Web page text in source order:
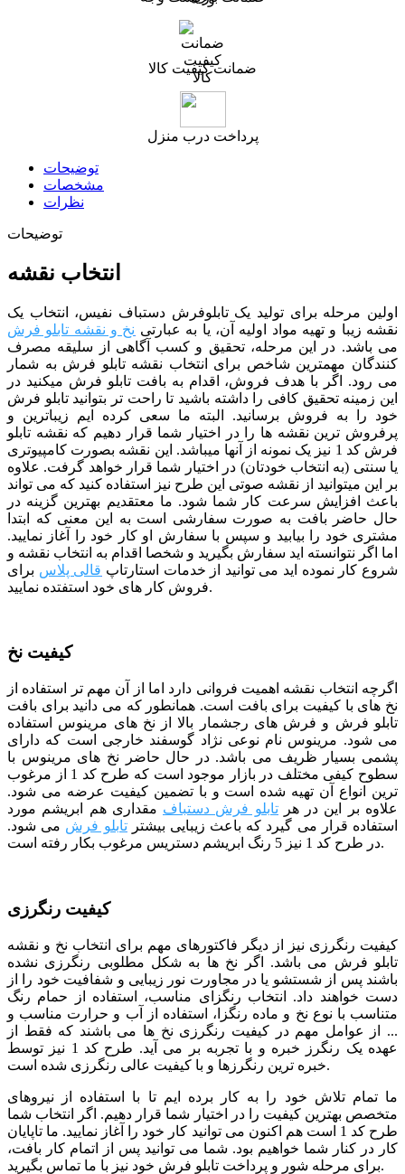
ضمانت کیفیت کالا
پرداخت درب منزل
توضیحات
مشخصات
نظرات
توضیحات
انتخاب نقشه
اولین مرحله برای تولید یک تابلوفرش دستباف نفیس، انتخاب یک
نقشه زیبا و تهیه مواد اولیه آن، یا به عبارتی نخ و نقشه تابلو فرش
می باشد. در این مرحله، تحقیق و کسب آگاهی از سلیقه مصرف
کنندگان مهمترین شاخص برای انتخاب نقشه تابلو فرش به شمار
می رود. اگر با هدف فروش، اقدام به بافت تابلو فرش میکنید در
این زمینه تحقیق کافی را داشته باشید تا راحت تر بتوانید تابلو فرش
خود را به فروش برسانید. البته ما سعی کرده ایم زیباترین و
پرفروش ترین نقشه ها را در اختیار شما قرار دهیم که نقشه تابلو
فرش کد 1 نیز یک نمونه از آنها میباشد. این نقشه بصورت کامپیوتری
یا سنتی (به انتخاب خودتان) در اختیار شما قرار خواهد گرفت. علاوه
بر این میتوانید از نقشه صوتی این طرح نیز استفاده کنید که می تواند
باعث افزایش سرعت کار شما شود. ما معتقدیم بهترین گزینه در
حال حاضر بافت به صورت سفارشی است به این معنی که ابتدا
مشتری خود را بیابید و سپس با سفارش او کار خود را آغاز نمایید.
اما اگر نتوانسته اید سفارش بگیرید و شخصا اقدام به انتخاب نقشه و
شروع کار نموده اید می توانید از خدمات استارتاپ قالی پلاس برای
فروش کار های خود استفتده نمایید.
کیفیت نخ
اگرچه انتخاب نقشه اهمیت فروانی دارد اما از آن مهم تر استفاده از
نخ های با کیفیت برای بافت است. همانطور که می دانید برای بافت
تابلو فرش و فرش های رجشمار بالا از نخ های مرینوس استفاده
می شود. مرینوس نام نوعی نژاد گوسفند خارجی است که دارای
پشمی بسیار ظریف می باشد. در حال حاضر نخ های مرینوس با
سطوح کیفی مختلف در بازار موجود است که طرح کد 1 از مرغوب
ترین انواع آن تهیه شده است و با تضمین کیفیت عرضه می شود.
علاوه بر این در هرتابلو فرش دستباف مقداری هم ابریشم مورد
استفاده قرار می گیرد که باعث زیبایی بیشتر
تابلو فرش می شود.
در طرح کد 1 نیز 5 رنگ ابریشم دستریس مرغوب بکار رفته است.
کیفیت رنگرزی
کیفیت رنگرزی نیز از دیگر فاکتورهای مهم برای انتخاب نخ و نقشه
تابلو فرش می باشد. اگر نخ ها به شکل مطلوبی رنگرزی نشده
باشند پس از شستشو یا در مجاورت نور زیبایی و شفافیت خود را از
دست خواهند داد. انتخاب رنگزای مناسب، استفاده از حمام رنگ
متناسب با نوع نخ و ماده رنگزا، استفاده از آب و حرارت مناسب و
... از عوامل مهم در کیفیت رنگرزی نخ ها می باشند که فقط از
عهده یک رنگرز خبره و با تجربه بر می آید. طرح کد 1 نیز توسط
خبره ترین رنگرزها و با کیفیت عالی رنگرزی شده است.
ما تمام تلاش خود را به کار برده ایم تا با استفاده از نیروهای
متخصص بهترین کیفیت را در اختیار شما قرار دهیم. اگر انتخاب شما
طرح کد 1 است هم اکنون می توانید کار خود را آغاز نمایید. ما تاپایان
کار در کنار شما خواهیم بود. شما می توانید پس از اتمام کار بافت،
برای مرحله شور و پرداخت تابلو فرش خود نیز با ما تماس بگیرید.